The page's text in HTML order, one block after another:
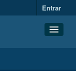
Entrar